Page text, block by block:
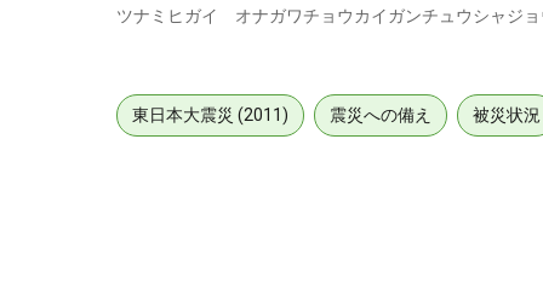
ツナミヒガイ オナガワチョウカイガンチュウシャジョ
東日本大震災 (2011) 震災への備え 被災状況